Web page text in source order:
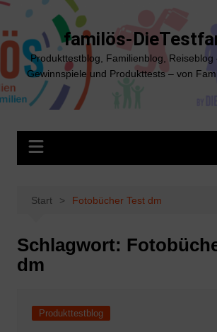
Zum
springen
familös-
Produkttestblog, Familienblog, Reiseblog
Gewinnspiele und Produkttests – von
Start Fotobücher Test dm
Schlagwort:
dm
Produkttestblog